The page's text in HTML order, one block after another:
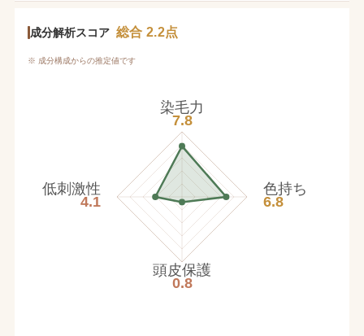
成分解析スコア 総合 2.2点
※ 成分構成からの推定値です
染毛力
7.8
色持ち
6.8
頭皮保護
0.8
低刺激性
4.1